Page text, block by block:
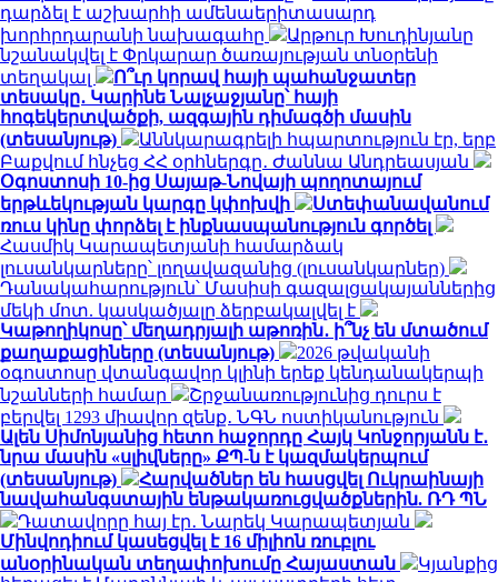
դարձել է աշխարհի ամենաերիտասարդ
խորհրդարանի նախագահը
Արթուր Խուդինյանը
նշանակվել է Փրկարար ծառայության տնօրենի
տեղակալ
Ո՞ւր կորավ հայի պահանջատեր
տեսակը․ Կարինե Նալչաջյանը՝ հայի
հոգեկերտվածքի, ազգային դիմագծի մասին
(տեսանյութ)
Աննկարագրելի հպարտություն էր, երբ
Բաքվում հնչեց ՀՀ օրհներգը․ Ժաննա Անդրեասյան
Օգոստոսի 10-ից Սայաթ-Նովայի պողոտայում
երթևեկության կարգը կփոխվի
Ստեփանավանում
ռուս կինը փորձել է ինքնասպանություն գործել
Հասմիկ Կարապետյանի համարձակ
լուսանկարները՝ լողավազանից (լուսանկարներ)
Դանակահարություն՝ Մասիսի գազալցակայաններից
մեկի մոտ. կասկածյալը ձերբակալվել է
Կաթողիկոսը՝ մեղադրյալի աթոռին․ ի՞նչ են մտածում
քաղաքացիները (տեսանյութ)
2026 թվականի
օգոստոսը վտանգավոր կլինի երեք կենդանակերպի
նշանների համար
Շրջանառությունից դուրս է
բերվել 1293 միավոր զենք․ ՆԳՆ ոստիկանություն
Ալեն Սիմոնյանից հետո հաջորդը Հայկ Կոնջորյանն է․
նրա մասին «սլիվները» ՔՊ-ն է կազմակերպում
(տեսանյութ)
Հարվածներ են հասցվել Ուկրաինայի
նավահանգստային ենթակառուցվածքներին. ՌԴ ՊՆ
Դատավորը հայ էր․ Նարեկ Կարապետյան
Մինվոդիում կասեցվել է 16 միլիոն ռուբլու
անօրինական տեղափոխումը Հայաստան
Կյանքից